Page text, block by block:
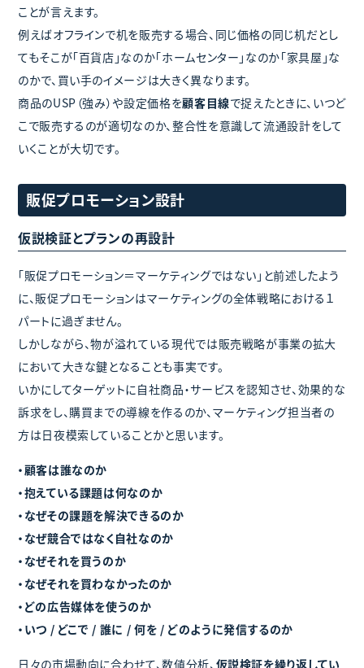
ことが言えます。
例えばオフラインで机を販売する場合、同じ価格の同じ机だとし
てもそこが「百貨店」なのか「ホームセンター」なのか「家具屋」な
のかで、買い手のイメージは大きく異なります。
商品のUSP（強み）や設定価格を顧客目線で捉えたときに、いつど
こで販売するのが適切なのか、整合性を意識して流通設計をして
いくことが大切です。
販促プロモーション設計
仮説検証とプランの再設計
「販促プロモーション＝マーケティングではない」と前述したよう
に、販促プロモーションはマーケティングの全体戦略における１
パートに過ぎません。
しかしながら、物が溢れている現代では販売戦略が事業の拡大
において大きな鍵となることも事実です。
いかにしてターゲットに自社商品・サービスを認知させ、効果的な
訴求をし、購買までの導線を作るのか、マーケティング担当者の
方は日夜模索していることかと思います。
・顧客は誰なのか
・抱えている課題は何なのか
・なぜその課題を解決できるのか
・なぜ競合ではなく自社なのか
・なぜそれを買うのか
・なぜそれを買わなかったのか
・どの広告媒体を使うのか
・いつ / どこで / 誰に / 何を / どのように発信するのか
日々の市場動向に合わせて、数値分析、 仮説検証を繰り返してい